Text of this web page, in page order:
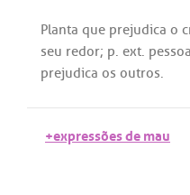
Planta que prejudica o
seu redor; p. ext. pessoa
prejudica os outros.
+expressões de mau